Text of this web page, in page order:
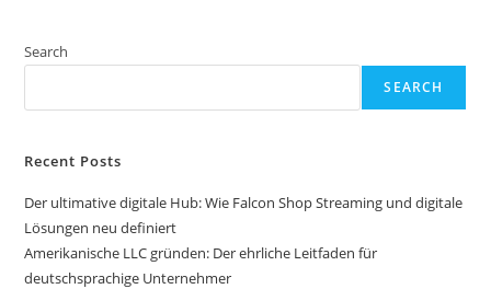
Search
SEARCH
Recent Posts
Der ultimative digitale Hub: Wie Falcon Shop Streaming und digitale
Lösungen neu definiert
Amerikanische LLC gründen: Der ehrliche Leitfaden für
deutschsprachige Unternehmer